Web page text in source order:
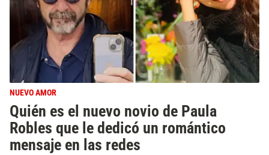
NUEVO AMOR
Quién es el nuevo novio de Paula
Robles que le dedicó un romántico
mensaje en las redes